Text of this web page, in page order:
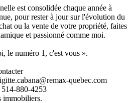
est consolidée chaque année à
pour rester à jour sur l'évolution du
ou la vente de votre propriété, faites
et passionné comme moi.
le numéro 1, c'est vous ».
quebec.com
514-880-4253
immobiliers.